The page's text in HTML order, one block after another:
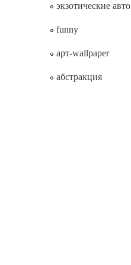
экзотические авто
funny
арт-wallpaper
абстракция